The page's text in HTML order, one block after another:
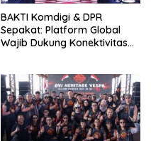
BAKTI Komdigi & DPR
Sepakat: Platform Global
Wajib Dukung Konektivitas